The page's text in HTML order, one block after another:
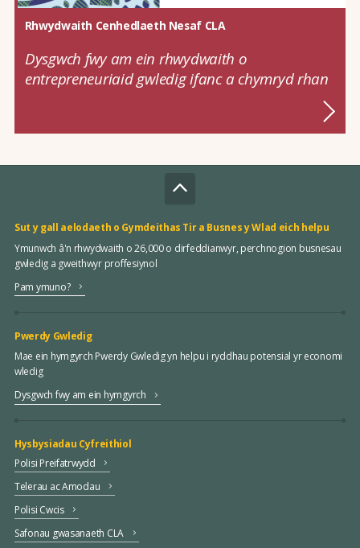
Rhwydwaith Cenhedlaeth Nesaf CLA
Dysgwch fwy am ein rhwydwaith o
entrepreneuriaid gwledig ifanc a chymryd rhan
Sut y gall aelodaeth o Gymdeithas Tir a Busnes y Wlad eich helpu
Ymunwch â'n rhwydwaith o 26,000 o dirfeddianwyr, perchnogion busnesau
gwledig a gweithwyr proffesiynol
Pam ymuno?
Pwerdy Gwledig
Mae ein hymgyrch Pwerdy Gwledig yn helpu i ryddhau potensial yr economi
wledig
Dysgwch fwy am ein hymgyrch
Hysbysiadau Cyfreithiol
Polisi Preifatrwydd
Telerau ac Amodau
Polisi Cwcis
Safonau gwasanaeth CLA